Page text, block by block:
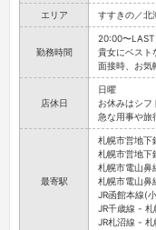
エリア すすきの／北
勤務時間
20:00〜LAST
貴女にベスト
面接時、お気
店休日
日曜
お休みはシフ
急な用事や旅
最寄駅
札幌市営地下
札幌市営地下
札幌市電山鼻
札幌市電山鼻
JR函館本線(
JR千歳線 -
JR札沼線 -